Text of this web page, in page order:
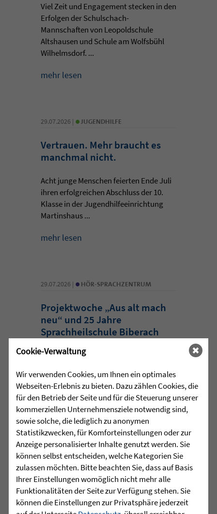
Viel Zeit und Engagement stecken in den
Erfolgen der Schulschach-
Mannschaften von Leopoldschule
Altshausen und Schule am Wolfsbühl
Wilhelmsdorf. ...
mehr lesen
29.07.2026 | • JUGENDHILFE
Vertrauen. Mehr braucht es
manchmal nicht.
Acht junge Menschen feierten Ende Juli
ihren erfolgreichen Abschluss der 10.
Klasse in der Jugendhilfeeinrichtung
Martinshaus ...
mehr lesen
29.07.2026 | • HÖR-SPRACHZENTRUM
Projektwoche „Aus alt mach
neu“ und 25 Jahre
Sprachheilschule Biberach
Im Mai stand an der Sprachheilschule
und Klimaschutzes. Unter dem Motto
„Aus alt mach neu“ beschäftigten sich
die Schülerinnen und Schüler im
Rahmen einer Projektwoche intensiv
mit den Themen Müllvermeidung, ...
mehr lesen
29.07.2026 |•HÖR-SPRACHZENTRUM
Cookie-Verwaltung
Wir verwenden Cookies, um Ihnen ein optimales
Webseiten-Erlebnis zu bieten. Dazu zählen Cookies, die
für den Betrieb der Seite und für die Steuerung unserer
kommerziellen Unternehmensziele notwendig sind,
sowie solche, die lediglich zu anonymen
Statistikzwecken, für Komforteinstellungen oder zur
Anzeige personalisierter Inhalte genutzt werden. Sie
können selbst entscheiden, welche Kategorien Sie
zulassen möchten. Bitte beachten Sie, dass auf Basis
Ihrer Einstellungen womöglich nicht mehr alle
Funktionalitäten der Seite zur Verfügung stehen. Sie
können die Einstellungen zur Privatsphäre jederzeit